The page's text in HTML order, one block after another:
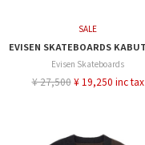
SALE
Evisen Skateboards
¥ 27,500 ¥ 19,250 inc tax